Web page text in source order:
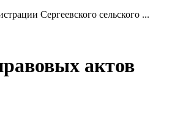
Сергеевского сельского ...
актов